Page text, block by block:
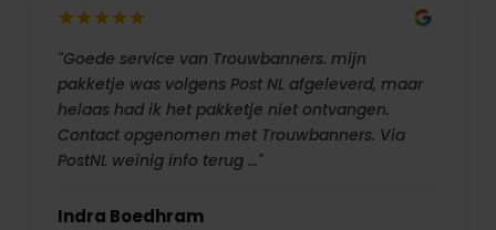
"Goede service van Trouwbanners. mijn
pakketje was volgens Post NL afgeleverd, maar
helaas had ik het pakketje niet ontvangen.
Contact opgenomen met Trouwbanners. Via
PostNL weinig info terug …"
Indra Boedhram